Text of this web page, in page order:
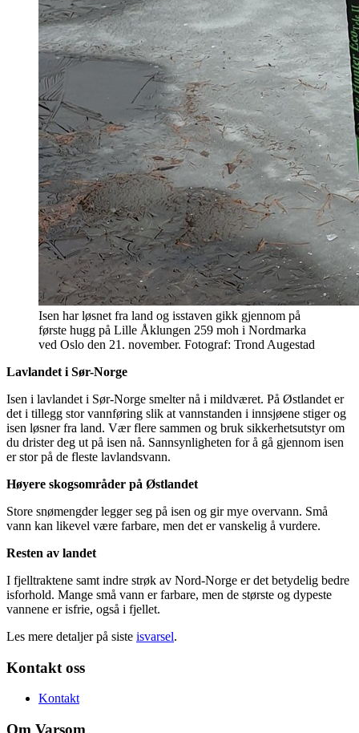
Isen har løsnet fra land og isstaven gikk gjennom på
første hugg på Lille Åklungen 259 moh i Nordmarka
ved Oslo den 21. november. Fotograf: Trond Augestad
Lavlandet i Sør-Norge
Isen i lavlandet i Sør-Norge smelter nå i mildværet. På Østlandet er
det i tillegg stor vannføring slik at vannstanden i innsjøene stiger og
isen løsner fra land. Vær flere sammen og bruk sikkerhetsutstyr om
du drister deg ut på isen nå. Sannsynligheten for å gå gjennom isen
er stor på de fleste lavlandsvann.
Høyere skogsområder på Østlandet
Store snømengder legger seg på isen og gir mye overvann. Små
vann kan likevel være farbare, men det er vanskelig å vurdere.
Resten av landet
I fjelltraktene samt indre strøk av Nord-Norge er det betydelig bedre
isforhold. Mange små vann er farbare, men de største og dypeste
vannene er isfrie, også i fjellet.
Les mere detaljer på siste isvarsel.
Kontakt oss
Kontakt
Om Varsom